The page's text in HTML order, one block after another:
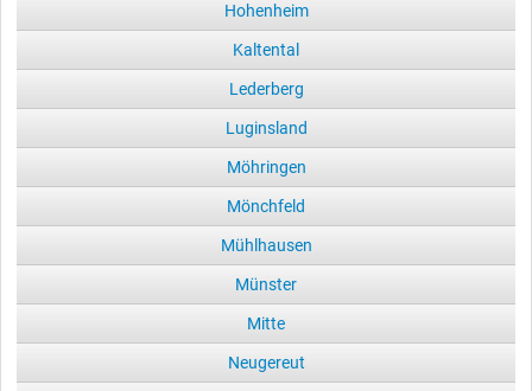
Hohenheim
Kaltental
Lederberg
Luginsland
Möhringen
Mönchfeld
Mühlhausen
Münster
Mitte
Neugereut